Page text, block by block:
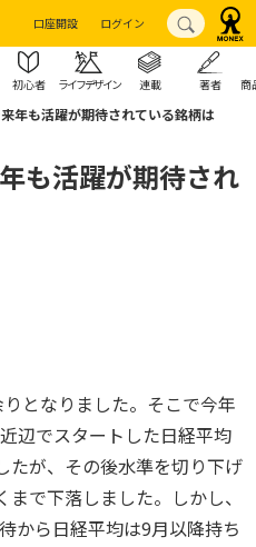
口座開設 ログイン
初心者 ライフデザイン 連載 著者 商
年も活躍が期待されている銘柄は
も活躍が期待され
となりました。そこで今年
辺でスタートした日経平均
たが、その後水準を切り下げ
で下落しました。しかし、
から日経平均は9月以降持ち